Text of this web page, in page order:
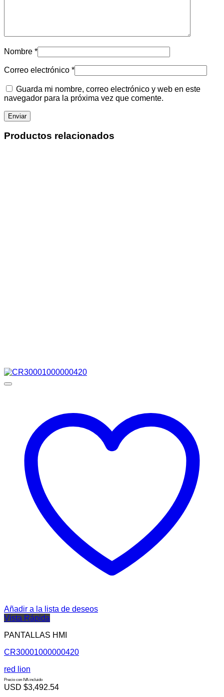
Nombre *
Correo electrónico *
Guarda mi nombre, correo electrónico y web en este
navegador para la próxima vez que comente.
Productos relacionados
Añadir a la lista de deseos
Vista Rápida
PANTALLAS HMI
CR30001000000420
red lion
Precio con IVA incluido
USD $3,492.54